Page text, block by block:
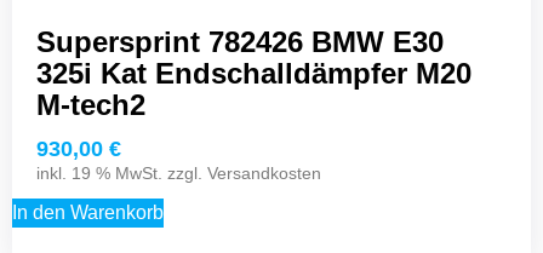
Supersprint 782426 BMW E30
325i Kat Endschalldämpfer M20
M-tech2
930,00 €
inkl. 19 % MwSt. zzgl. Versandkosten
In den Warenkorb